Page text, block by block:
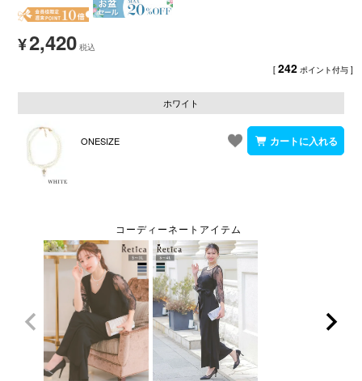
¥2,420
[ 242 ポイント付与 ]
ホワイト
ONESIZE